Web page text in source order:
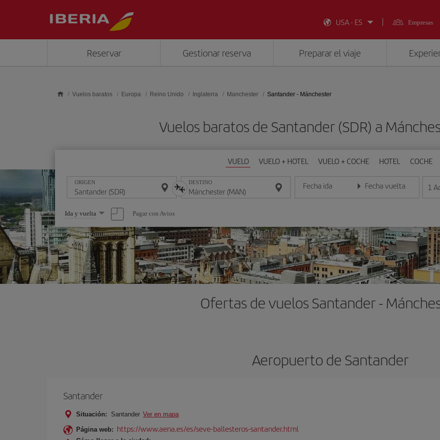
USA - ES
Empresas
Reservar Gestionar reserva Preparar el viaje
Vuelos baratos Europa Reino Unido Inglaterra Manchester Santander - Mánchester
Vuelos baratos de Santander (SDR) a
VUELO VUELO + HOTEL VUELO + COCHE HOTEL COCHE
ORIGEN DESTINO Fecha ida
Introduce la fecha en formato día/mes/año
Fecha vuelta
Introduce la fecha en 1
Seleccione
una
opción
Ida y vuelta Pagar con Avios
Ofertas de vuelos Santander -
Aeropuerto de Santander
Santander
Situación: Santander Ver en mapa
Página web: https://www.aena.es/es/seve-ballesteros-santander.html